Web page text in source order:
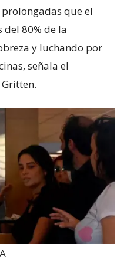
que el
del 80% de la
y luchando por
señala el